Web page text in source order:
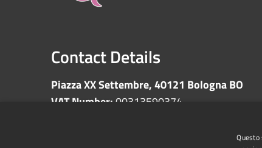
Contact Details
Piazza XX Settembre, 40121 Bologna BO
VAT Number:00313590374